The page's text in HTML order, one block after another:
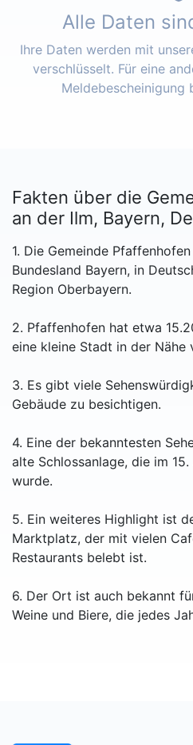
Alle Daten
Ihre Daten werden mit
verschlüsselt. Für eine
Meldebescheinigung
Fakten über die
an der Ilm, Bayern,
1. Die Gemeinde
Bundesland Bayern, in
Region Oberbayern.
2. Pfaffenhofen hat etwa
eine kleine Stadt in der Nähe
3. Es gibt viele
Gebäude zu besichtigen.
4. Eine der bekanntesten
alte Schlossanlage, die im
wurde.
5. Ein weiteres Highlight ist
Marktplatz, der mit vielen
Restaurants belebt ist.
6. Der Ort ist auch bekannt
Weine und Biere, die jedes